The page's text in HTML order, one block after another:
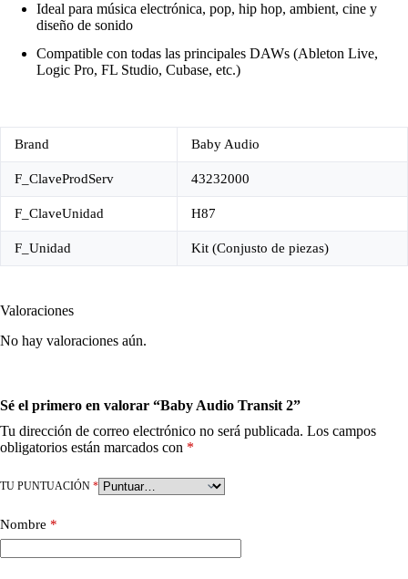
Ideal para música electrónica, pop, hip hop, ambient, cine y
diseño de sonido
Compatible con todas las principales DAWs (Ableton Live,
Logic Pro, FL Studio, Cubase, etc.)
Brand Baby Audio
F_ClaveProdServ 43232000
F_ClaveUnidad H87
F_Unidad Kit (Conjusto de piezas)
Valoraciones
No hay valoraciones aún.
Sé el primero en valorar “Baby Audio Transit 2”
Tu dirección de correo electrónico no será publicada. Los campos
obligatorios están marcados con *
TU PUNTUACIÓN *
Nombre *